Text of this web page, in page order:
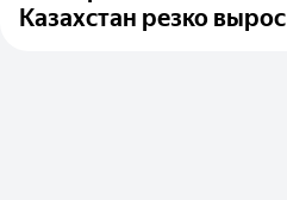
Казахстан резко вырос